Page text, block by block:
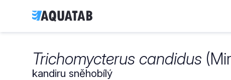
Trichomycterus candidus
kandiru sněhobílý